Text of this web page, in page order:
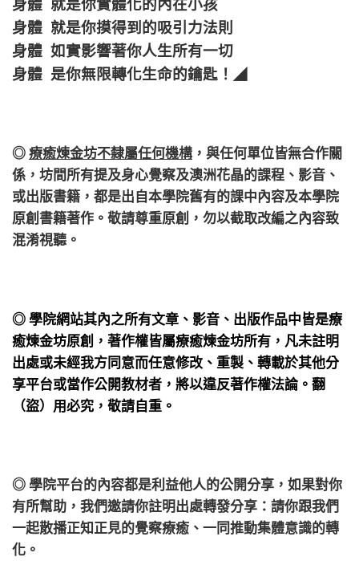
身體 就是你摸得到的吸引力法則
身體 如實影響著你人生所有一切
身體 是你無限轉化生命的鑰匙！ ◢
◎療癒煉金坊不隸屬任何機構， 與任何單位皆無合作關
係， 坊間所有提及身心覺察及澳洲花晶的課程、影音、
或出版書籍，都是出自本學院舊有的課中內容及本學院
原創書籍著作。敬請尊重原創，勿以截取改編之內容致
混淆視聽。
◎ 學院網站其內之所有文章、影音、出版作品中皆是療
癒煉金坊原創，著作權皆屬療癒煉金坊所有，凡未註明
出處或未經我方同意而任意修改、重製、轉載於其他分
享平台或當作公開教材者，將以違反著作權法論。翻
（盜）用必究，敬請自重。
◎ 學院平台的內容都是利益他人的公開分享，如果對你
有所幫助，我們邀請你註明出處轉發分享：請你跟我們
一起散播正知正見的覺察療癒、一同推動集體意識的轉
化。